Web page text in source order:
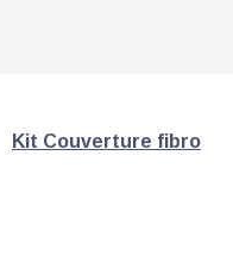
Kit Couverture fibro